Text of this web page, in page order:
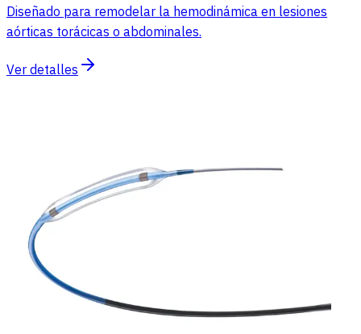
Diseñado para remodelar la hemodinámica en lesiones
aórticas torácicas o abdominales.
Ver detalles